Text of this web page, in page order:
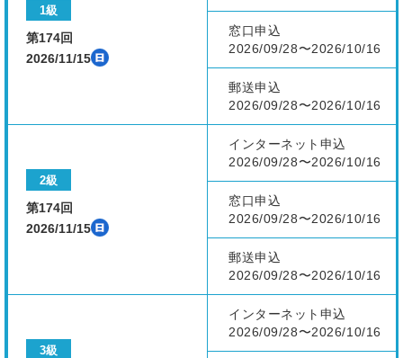
1級
第174回
2026/11/15
窓口申込
2026/09/28〜2026/10/16
郵送申込
2026/09/28〜2026/10/16
2級
第174回
2026/11/15
インターネット申込
2026/09/28〜2026/10/16
窓口申込
2026/09/28〜2026/10/16
郵送申込
2026/09/28〜2026/10/16
3級
インターネット申込
2026/09/28〜2026/10/16